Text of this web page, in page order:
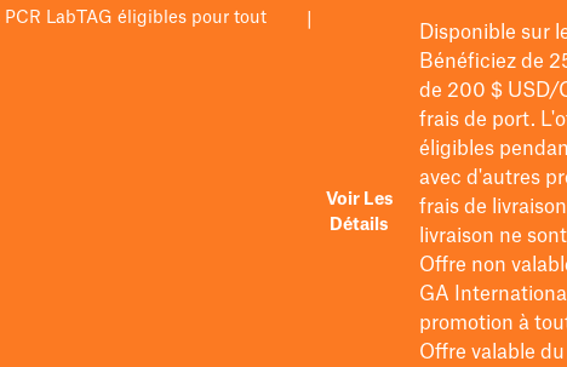
LabTAG éligibles pour tout
Voir Les
Détails
Disponible sur
Bénéficiez de
de 200 $USD/
frais de port.
éligibles
avec d'autres
frais de
livraison ne
Offre non
GA
promotion à
Offre valable